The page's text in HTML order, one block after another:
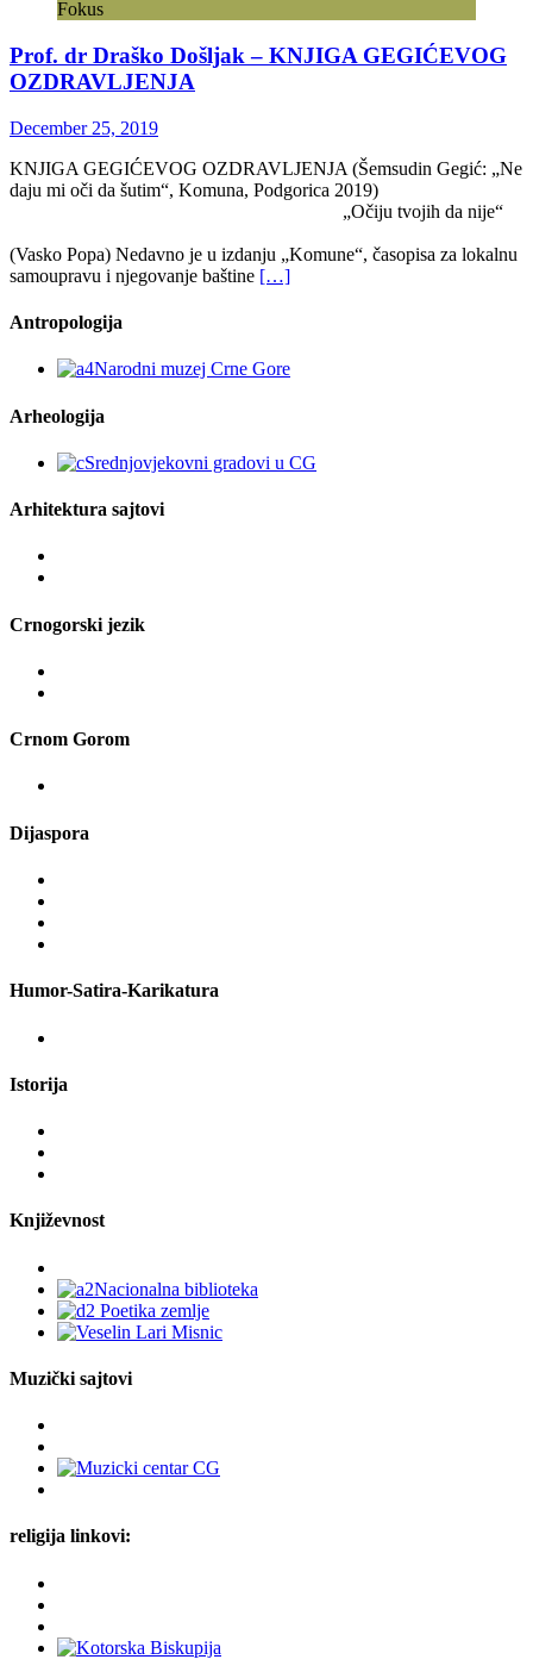
Fokus
Prof. dr Draško Došljak – KNJIGA GEGIĆEVOG
OZDRAVLJENJA
December 25, 2019
KNJIGA GEGIĆEVOG OZDRAVLJENJA (Šemsudin Gegić: „Ne
daju mi oči da šutim“, Komuna, Podgorica 2019)
„Očiju tvojih da nije“
(Vasko Popa) Nedavno je u izdanju „Komune“, časopisa za lokalnu
samoupravu i njegovanje baštine […]
Antropologija
Arheologija
Arhitektura sajtovi
Crnogorski jezik
Crnom Gorom
Dijaspora
Humor-Satira-Karikatura
Istorija
Književnost
Muzički sajtovi
religija linkovi: